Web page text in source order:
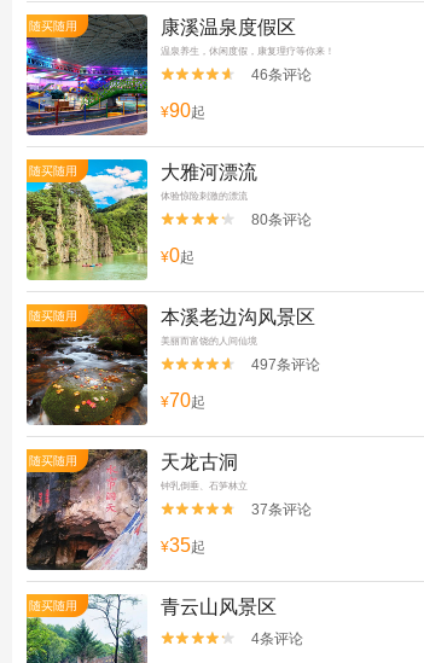
随买随用 康溪温泉度假区
温泉养生，休闲度假，康复理疗等你来！

 46条评论
¥90起
随买随用 大雅河漂流
体验惊险刺激的漂流

 80条评论
¥0起
随买随用 本溪老边沟风景区
美丽而富饶的人间仙境

 497条评论
¥70起
随买随用 天龙古洞
钟乳倒垂、石笋林立

 37条评论
¥35起
随买随用 青云山风景区

 4条评论